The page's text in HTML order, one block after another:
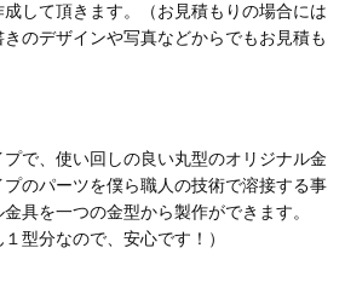
成して頂きます。（お見積もりの場合には
のデザインや写真などからでもお見積も
で、使い回しの良い丸型のオリジナル金
のパーツを僕ら職人の技術で溶接する事
具を一つの金型から製作ができます。
型分なので、安心です！）